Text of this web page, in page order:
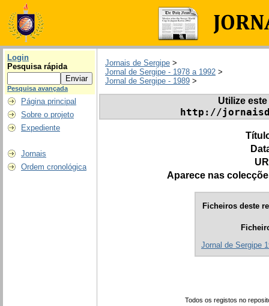
Login
Pesquisa rápida
Pesquisa avançada
Página principal
Sobre o projeto
Expediente
Jornais
Ordem cronológica
Jornais de Sergipe >
Jornal de Sergipe - 1978 a 1992 >
Jornal de Sergipe - 1989 >
Utilize
http://
Aparece nas
Ficheiros deste
Jornal de Sergipe
Todos os registos no